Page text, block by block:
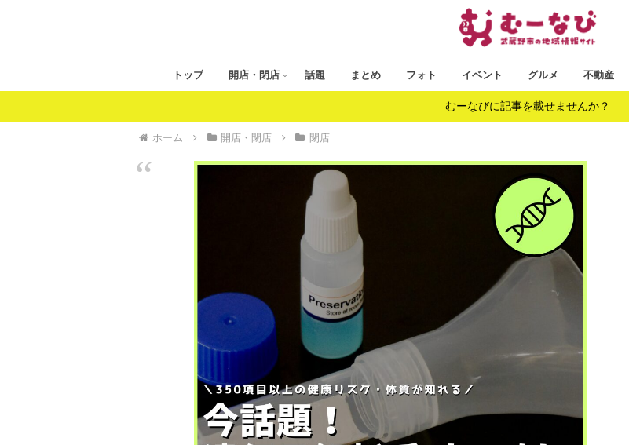
トップ 開店・閉店 話題 まとめ フォト イベント グルメ 不動産
むーなびに記事を載せませんか？
ホーム 開店・閉店 閉店